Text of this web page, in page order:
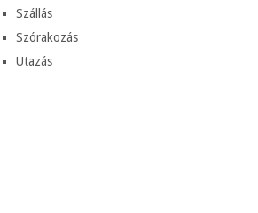
Szállás
Szórakozás
Utazás